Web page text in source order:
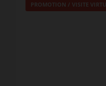
PROMOTION / VISITE